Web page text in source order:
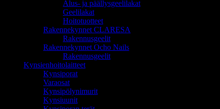
Alus- ja päällysgeelilakat
Geelilakat
Hoitotuotteet
Rakennekynnet CLARESA
Rakennusgeelit
Rakennekynnet Ocho Nails
Rakennusgeelit
Kynsienhoitolaitteet
Kynsiporat
Varaosat
Kynsipölynimurit
Kynsiuunit